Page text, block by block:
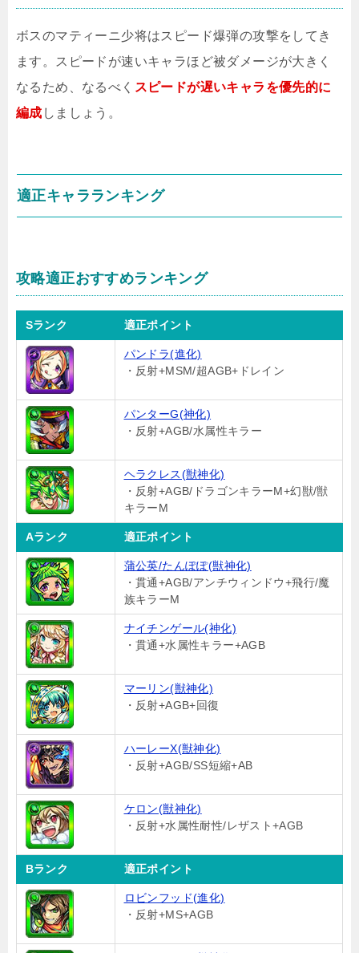
ボスのマティーニ少将はスピード爆弾の攻撃をしてき
ます。スピードが速いキャラほど被ダメージが大きく
なるため、なるべく スピードが遅いキャラを優先的に
編成 しましょう。
適正キャラランキング
攻略適正おすすめランキング
Sランク 適正ポイント
パンドラ(進化)
・反射+MSM/超AGB+ドレイン
パンターG(神化)
・反射+AGB/水属性キラー
ヘラクレス(獣神化)
・反射+AGB/ドラゴンキラーM+幻獣/獣
キラーM
Aランク 適正ポイント
蒲公英/たんぽぽ(獣神化)
・貫通+AGB/アンチウィンドウ+飛行/魔
族キラーM
ナイチンゲール(神化)
・貫通+水属性キラー+AGB
マーリン(獣神化)
・反射+AGB+回復
ハーレーX(獣神化)
・反射+AGB/SS短縮+AB
ケロン(獣神化)
・反射+水属性耐性/レザスト+AGB
Bランク 適正ポイント
ロビンフッド(進化)
・反射+MS+AGB